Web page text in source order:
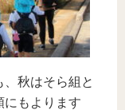
秋はそら組と
にもよります